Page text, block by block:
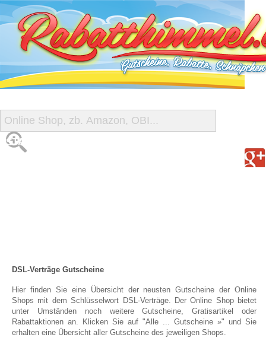
START
DSL-Verträge Gutscheine
Hier finden Sie eine Übersicht der neusten Gutscheine der Online
Shops mit dem Schlüsselwort DSL-Verträge. Der Online Shop bietet
unter Umständen noch weitere Gutscheine, Gratisartikel oder
Rabattaktionen an. Klicken Sie auf "Alle ... Gutscheine »" und Sie
erhalten eine Übersicht aller Gutscheine des jeweiligen Shops.